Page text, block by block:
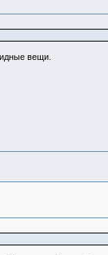
вещи.